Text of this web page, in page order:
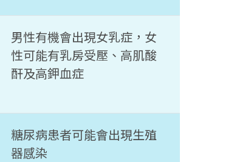
男性有機會出現女乳症，女
性可能有乳房受壓、高肌酸
酐及高鉀血症
糖尿病患者可能會出現生殖
器感染